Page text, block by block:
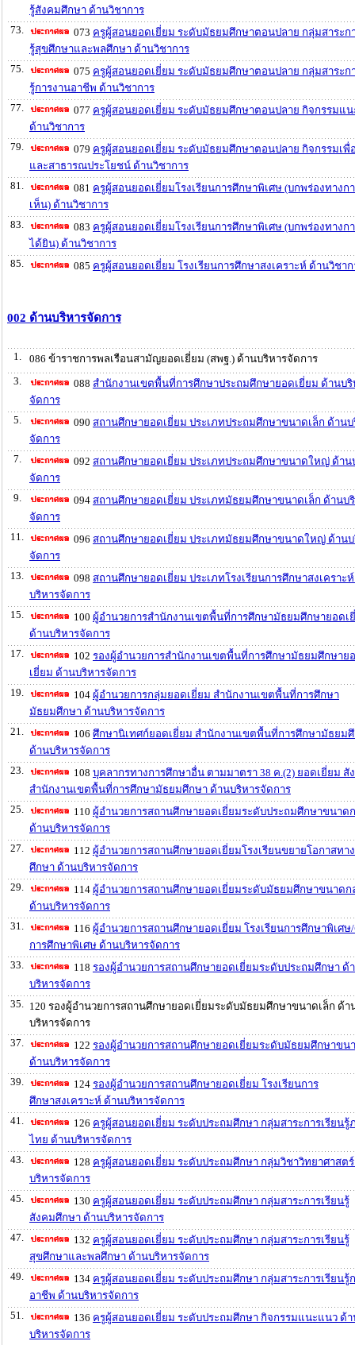
รู้สังคมศึกษา ด้านวิชาการ
73.
073 ครูผู้สอนยอดเยี่ยม ระดับมัธยมศึกษาตอนปลาย กลุ่มสาระก
รู้สุขศึกษาและพลศึกษา ด้านวิชาการ
75.
075 ครูผู้สอนยอดเยี่ยม ระดับมัธยมศึกษาตอนปลาย กลุ่มสาระก
รู้การงานอาชีพ ด้านวิชาการ
77.
077 ครูผู้สอนยอดเยี่ยม ระดับมัธยมศึกษาตอนปลาย กิจกรรมแ
ด้านวิชาการ
79.
079 ครูผู้สอนยอดเยี่ยม ระดับมัธยมศึกษาตอนปลาย กิจกรรมเพื่
และสาธารณประโยชน์ ด้านวิชาการ
81.
081 ครูผู้สอนยอดเยี่ยมโรงเรียนการศึกษาพิเศษ (บกพร่องทางก
เห็น) ด้านวิชาการ
83.
083 ครูผู้สอนยอดเยี่ยมโรงเรียนการศึกษาพิเศษ (บกพร่องทางก
ได้ยิน) ด้านวิชาการ
85.
085 ครูผู้สอนยอดเยี่ยม โรงเรียนการศึกษาสงเคราะห์ ด้านวิชาก
002 ด้านบริหารจัดการ
1.
086 ข้าราชการพลเรือนสามัญยอดเยี่ยม (สพฐ.) ด้านบริหารจัดการ
3.
088 สำนักงานเขตพื้นที่การศึกษาประถมศึกษายอดเยี่ยม ด้านบริ
จัดการ
5.
090 สถานศึกษายอดเยี่ยม ประเภทประถมศึกษาขนาดเล็ก ด้านบ
จัดการ
7.
092 สถานศึกษายอดเยี่ยม ประเภทประถมศึกษาขนาดใหญ่ ด้าน
จัดการ
9.
094 สถานศึกษายอดเยี่ยม ประเภทมัธยมศึกษาขนาดเล็ก ด้านบ
จัดการ
11.
096 สถานศึกษายอดเยี่ยม ประเภทมัธยมศึกษาขนาดใหญ่ ด้านบ
จัดการ
13.
098 สถานศึกษายอดเยี่ยม ประเภทโรงเรียนการศึกษาสงเคราะ
บริหารจัดการ
15.
100 ผู้อำนวยการสำนักงานเขตพื้นที่การศึกษามัธยมศึกษายอดเ
ด้านบริหารจัดการ
17.
102 รองผู้อำนวยการสำนักงานเขตพื้นที่การศึกษามัธยมศึกษาย
เยี่ยม ด้านบริหารจัดการ
19.
104 ผู้อำนวยการกลุ่มยอดเยี่ยม สำนักงานเขตพื้นที่การศึกษา
มัธยมศึกษา ด้านบริหารจัดการ
21.
106 ศึกษานิเทศก์ยอดเยี่ยม สำนักงานเขตพื้นที่การศึกษามัธยม
ด้านบริหารจัดการ
23.
108 บุคลากรทางการศึกษาอื่น ตามมาตรา 38 ค.(2) ยอดเยี่ยม สั
สำนักงานเขตพื้นที่การศึกษามัธยมศึกษา ด้านบริหารจัดการ
25.
110 ผู้อำนวยการสถานศึกษายอดเยี่ยมระดับประถมศึกษาขนาด
ด้านบริหารจัดการ
27.
112 ผู้อำนวยการสถานศึกษายอดเยี่ยมโรงเรียนขยายโอกาสทา
ศึกษา ด้านบริหารจัดการ
29.
114 ผู้อำนวยการสถานศึกษายอดเยี่ยมระดับมัธยมศึกษาขนาดก
ด้านบริหารจัดการ
31.
116 ผู้อำนวยการสถานศึกษายอดเยี่ยม โรงเรียนการศึกษาพิเศษ
การศึกษาพิเศษ ด้านบริหารจัดการ
33.
118 รองผู้อำนวยการสถานศึกษายอดเยี่ยมระดับประถมศึกษา ด้
บริหารจัดการ
35.
120 รองผู้อำนวยการสถานศึกษายอดเยี่ยมระดับมัธยมศึกษาขนาดเล็ก ด้า
บริหารจัดการ
37.
122 รองผู้อำนวยการสถานศึกษายอดเยี่ยมระดับมัธยมศึกษาขน
ด้านบริหารจัดการ
39.
124 รองผู้อำนวยการสถานศึกษายอดเยี่ยม โรงเรียนการ
ศึกษาสงเคราะห์ ด้านบริหารจัดการ
41.
126 ครูผู้สอนยอดเยี่ยม ระดับประถมศึกษา กลุ่มสาระการเรียนรู้
ไทย ด้านบริหารจัดการ
43.
128 ครูผู้สอนยอดเยี่ยม ระดับประถมศึกษา กลุ่มวิชาวิทยาศาสต
บริหารจัดการ
45.
130 ครูผู้สอนยอดเยี่ยม ระดับประถมศึกษา กลุ่มสาระการเรียนรู้
สังคมศึกษา ด้านบริหารจัดการ
47.
132 ครูผู้สอนยอดเยี่ยม ระดับประถมศึกษา กลุ่มสาระการเรียนรู้
สุขศึกษาและพลศึกษา ด้านบริหารจัดการ
49.
134 ครูผู้สอนยอดเยี่ยม ระดับประถมศึกษา กลุ่มสาระการเรียนรู้
อาชีพ ด้านบริหารจัดการ
51.
136 ครูผู้สอนยอดเยี่ยม ระดับประถมศึกษา กิจกรรมแนะแนว ด้
บริหารจัดการ